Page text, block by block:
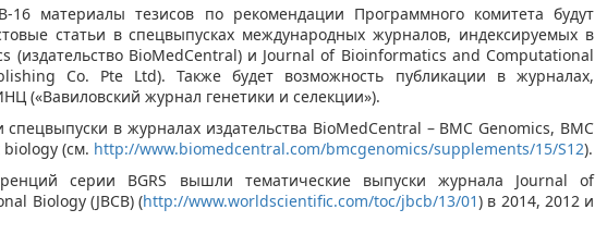
16 материалы тезисов по рекомендации Программного комитета будут
статьи в спецвыпусках международных журналов, индексируемых в
(издательство BioMedCentral) и Journal of Bioinformatics and Computational
Co. Pte Ltd). Также будет возможность публикации в журналах,
(«Вавиловский журнал генетики и селекции»).
спецвыпуски в журналах издательства BioMedCentral – BMC Genomics, BMC
biology (см. http://www.biomedcentral.com/bmcgenomics/supplements/15/S12).
серии BGRS вышли тематические выпуски журнала Journal of
Biology (JBCB) (http://www.worldscientific.com/toc/jbcb/13/01) в 2014, 2012 и